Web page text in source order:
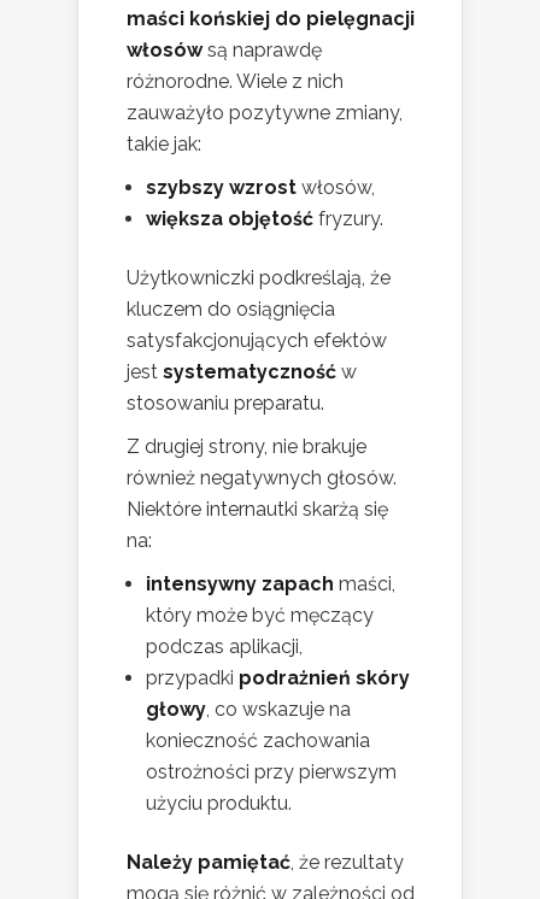
maści końskiej do pielęgnacji
włosówsą naprawdę
różnorodne. Wiele z nich
zauważyło pozytywne zmiany,
takie jak:
szybszy wzrost włosów,
większa objętość fryzury.
Użytkowniczki podkreślają, że
kluczem do osiągnięcia
satysfakcjonujących efektów
jest systematyczność w
stosowaniu preparatu.
Z drugiej strony, nie brakuje
również negatywnych głosów.
Niektóre internautki skarżą się
na:
intensywny zapach maści,
który może być męczący
podczas aplikacji,
przypadki podrażnień skóry
głowy , co wskazuje na
konieczność zachowania
ostrożności przy pierwszym
użyciu produktu.
Należy pamiętać , że rezultaty
mogą się różnić w zależności od